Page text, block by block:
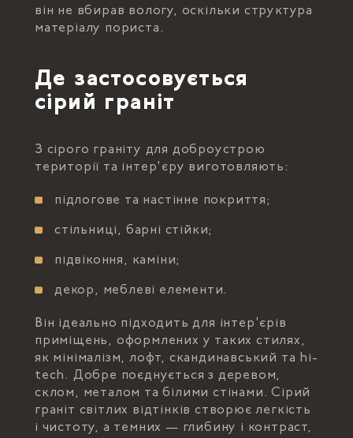
він не вбирав вологу, оскільки структура
матеріалу пориста.
Де застосовується
сірий граніт
З сірого граніту для доброустрою
території та інтер'єру виготовляють:
підлогове та настінне покриття;
стільниці, барні стійки;
підвіконня, каміни;
декор, меблеві елементи.
Він ідеально підходить для інтер'єрів
приміщень, оформлених у таких стилях,
як мінімалізм, лофт, скандинавський та hi-
tech. Добре поєднується з деревом,
склом, металом та білими стінами. Сірий
граніт світлих відтінків створює легкість
і чистоту, а темних — глибину і контраст,